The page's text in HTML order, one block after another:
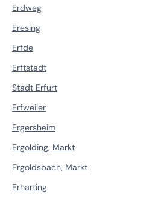
Erdweg
Eresing
Erfde
Erftstadt
Stadt Erfurt
Erfweiler
Ergersheim
Ergolding, Markt
Ergoldsbach, Markt
Erharting